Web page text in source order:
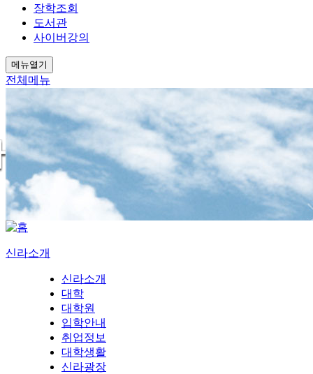
장학조회
도서관
사이버강의
메뉴열기
전체메뉴
신라소개
신라소개
대학
대학원
입학안내
취업정보
대학생활
신라광장